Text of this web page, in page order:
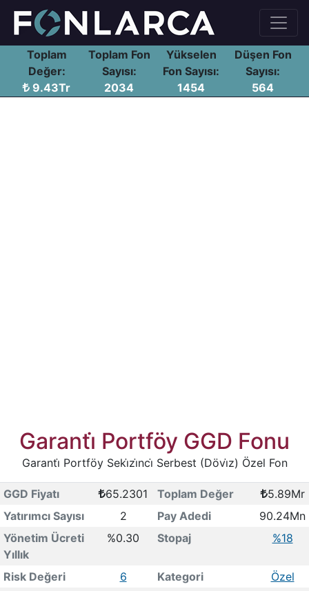
Toplam
Değer:
9.43Tr
Toplam Fon
Sayısı:
2034
Yükselen
Fon Sayısı:
1454
Düşen Fon
Sayısı:
564
Garanti̇ Portföy GGD Fonu
Garanti̇ Portföy Seki̇zi̇nci̇ Serbest (Dövi̇z) Özel Fon
GGD Fiyatı 65.2301 Toplam Değer
5.89Mr
Yatırımcı Sayısı
2 Pay Adedi
90.24Mn
Yönetim Ücreti
Yıllık
%0.30 Stopaj %18
Risk Değeri 6 Kategori
Özel